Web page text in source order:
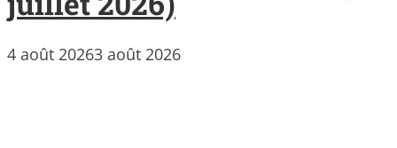
4 août 20263 août 2026